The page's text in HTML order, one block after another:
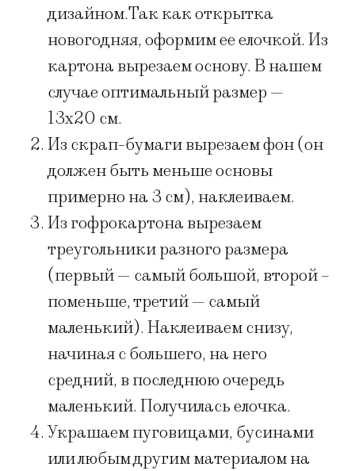
дизайном.Так как открытка
новогодняя, оформим ее елочкой. Из
картона вырезаем основу. В нашем
случае оптимальный размер —
13х20 см.
Из скрап-бумаги вырезаем фон (он
должен быть меньше основы
примерно на 3 см), наклеиваем.
Из гофрокартона вырезаем
треугольники разного размера
(первый — самый большой, второй –
поменьше, третий — самый
маленький). Наклеиваем снизу,
начиная с большего, на него
средний, в последнюю очередь
маленький. Получилась елочка.
Украшаем пуговицами, бусинами
или любым другим материалом на